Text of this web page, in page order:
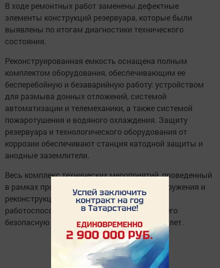
В ходе ремонтных работ заменены дефектные
элементы конструкций резервуара, которые были
выявлены по итогам диагностики технического
состояния.
Реконструированная емкость оснащена полным
комплектом оборудования, обеспечивающим ее
бесперебойную и безаварийную работу: устройством
для размыва донных отложений, системой
автоматизации и телемеханики, а также системой
пожаротушения и водяного охлаждения. Защиту
резервуара и технологического оборудования от
коррозии обеспечивают станция катодной защиты и
анодные заземлители.
Весь комплекс технических мероприятий, проведенный
в рамках программы технического перевооружения и
реконструкции, позволит поддерживать
работоспособное состояние сооружения и его
безопасную эксплуатацию в ближайшие 10 лет.